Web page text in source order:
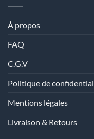
À propos
FAQ
C.G.V
Politique de
Mentions légales
Livraison & Retours